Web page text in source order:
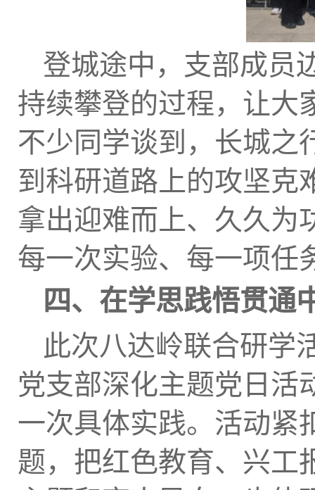
登城途中，支部成员
持续攀登的过程，让大
不少同学谈到，长城之
到科研道路上的攻坚克
拿出迎难而上、久久为
每一次实验、每一项任
四、在学思践悟贯通
此次八达岭联合研学
党支部深化主题党日活
一次具体实践。活动紧
题，把红色教育、兴工